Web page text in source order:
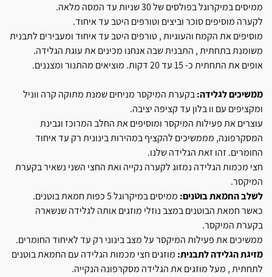
ממיסים במיקרוגל בפולסים של 30 שניות עד המסה מלאה.
לקערה מוסיפים סוכר וביצים וטורפים היטב עד איחוד.
מוסיפים את הקמח והעוגיות , טורפים היטב עד איחוד ומעבירים לתבנית
משומנת בתחתית , התבנית שבה אנחנו מכינים את עוגת הגלידה.
אופים את התחתית כ- 15 עד 20 דקות. מוציאים מהתנור ומצננים.
ממשיכים לגלידה: בקערת המיקסר מניחים שמנת מתוקה קרה ווניל
ומקציפים עם וו בלון עד קציפה יציבה.
עוצרים את פעילות המיקסר ומוסיפים את החלב המרוכז וגבינת
המסקרפונה, מממשיכים להקציף במהירות בינונית רק עד איחוד
החומרים. זהו זאת הגלידה שלנו.
חצי מכמות הגלידה נמזוג לקערה נקייה ואת החצי השני נשאיר בקערת
המיקסר.
לשלב החמאת בוטנים: ממיסים במיקרוגל 5 כפות חמאת בוטנים.
כאשר חמאת הבוטנים במצב נוזלי מוזגים אותה לגלידה שנשארה
בקערת המיקסר.
ממשיכים את פעילות המיקסר על מצב בינוני רק עד לאיחוד החומרים.
מזיגת הגלידה לתבנית: מוזגים חצי מכמות הגלידה עם החמאת בוטנים
לתחתית , מעל מוזגים את הגלידה מסקרפונה הנקייה.